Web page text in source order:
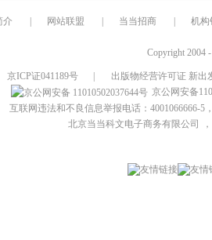
介 网站联盟 当当招商 机构
Copyright 2004
京ICP证041189号
出版物经营许可证 新出
京公网安备
互联网违法和不良信息举报电话：4001066666-5
北京当当科文电子商务有限公司